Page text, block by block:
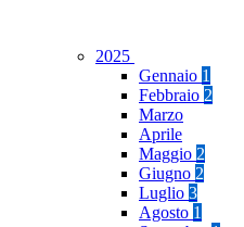
2025
Gennaio 1
Febbraio 2
Marzo
Aprile
Maggio 2
Giugno 2
Luglio 3
Agosto 1